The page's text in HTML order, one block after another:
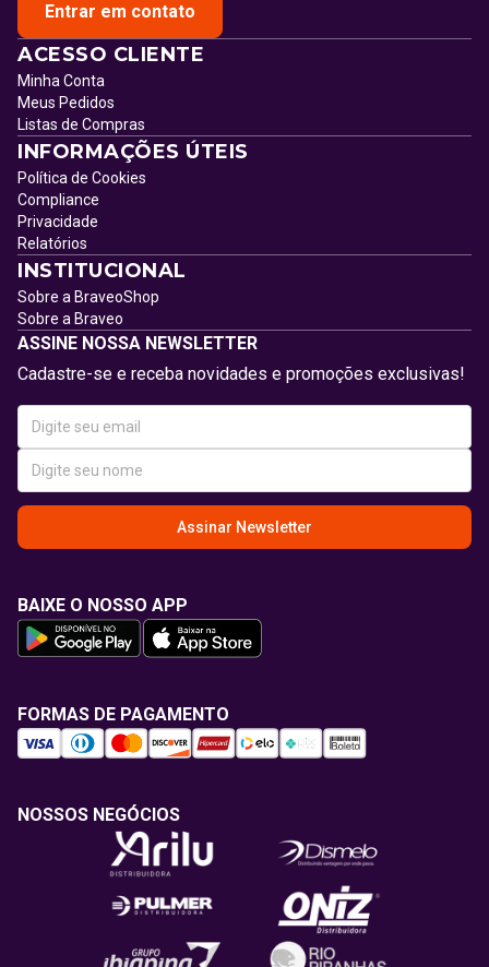
Entrar em contato
ACESSO CLIENTE
Minha Conta
Meus Pedidos
Listas de Compras
INFORMAÇÕES ÚTEIS
Política de Cookies
Compliance
Privacidade
Relatórios
INSTITUCIONAL
Sobre a BraveoShop
Sobre a Braveo
ASSINE NOSSA NEWSLETTER
Cadastre-se e receba novidades e promoções exclusivas!
Assinar Newsletter
BAIXE O NOSSO APP
FORMAS DE PAGAMENTO
NOSSOS NEGÓCIOS